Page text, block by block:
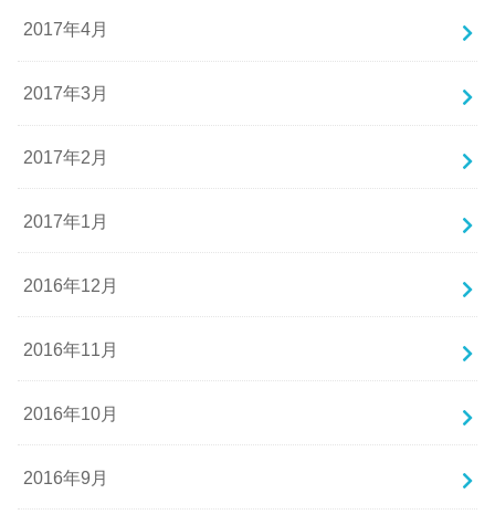
2017年4月
2017年3月
2017年2月
2017年1月
2016年12月
2016年11月
2016年10月
2016年9月